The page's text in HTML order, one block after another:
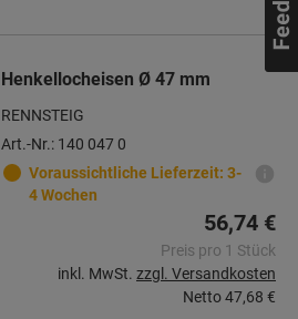
Henkellocheisen Ø 47 mm
RENNSTEIG
Art.-Nr.: 140 047 0
Voraussichtliche Lieferzeit: 3-
4 Wochen
56,74 €
Preis pro 1 Stück
inkl. MwSt. zzgl. Versandkosten
Netto47,68 €